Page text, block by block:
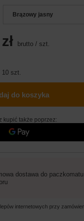
Brązowy jasny
brutto / szt.
10 szt.
do koszyka
kupić także poprzez:
dostawa do
internetowych przy